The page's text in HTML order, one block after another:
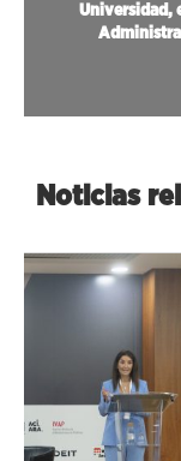
Universidad,
Noticias